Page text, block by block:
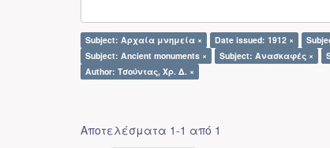
Subject: Αρχαία μνημεία × Date issued: 1912 ×
Subject: Ancient monuments ×
Subject: Ανασκαφές ×
Author: Τσούντας, Χρ. Δ. ×
Αποτελέσματα 1-1 από 1